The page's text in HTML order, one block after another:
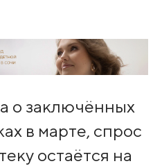
о заключённых
в марте, спрос
остаётся на